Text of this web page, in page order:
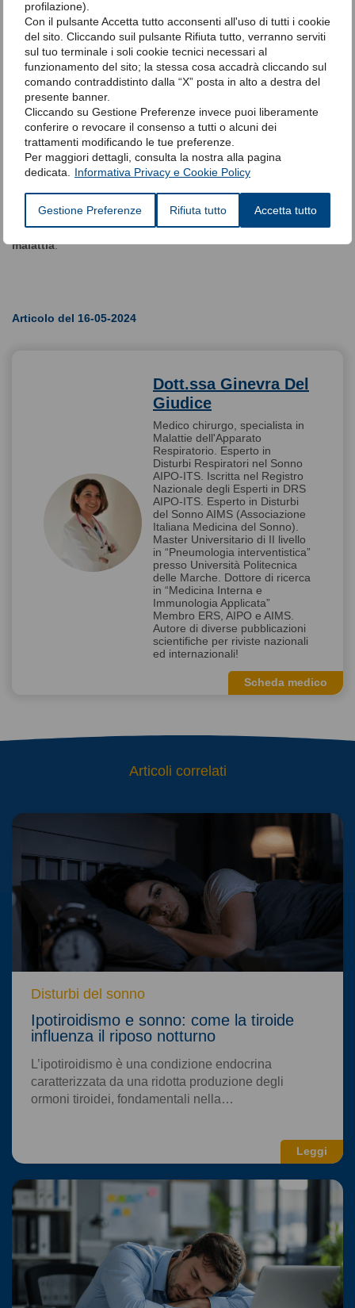
profilazione).
Con il pulsante Accetta tutto acconsenti all'uso di tutti i cookie
del sito. Cliccando suil pulsante Rifiuta tutto, verranno serviti
sul tuo terminale i soli cookie tecnici necessari al
funzionamento del sito; la stessa cosa accadrà cliccando sul
comando contraddistinto dalla “X” posta in alto a destra del
presente banner.
Cliccando su Gestione Preferenze invece puoi liberamente
conferire o revocare il consenso a tutti o alcuni dei
trattamenti modificando le tue preferenze.
Per maggiori dettagli, consulta la nostra alla pagina
dedicata.
Informativa Privacy e Cookie Policy
Gestione Preferenze Rifiuta tutto Accetta tutto
causano fibrosi cistica moltissime, è assolutamente necessario
ricorrere a molecole personalizzate che possano correggere le
anomalie specifiche del singolo paziente.
Questo, unito ad un importante aumento dello screening
neonatale che ha determinato diagnosi molto più precoci, alle
opportune cure farmacologiche, ad eventuali trattamenti
fisioterapici per le infezioni polmonari, ha fatto sì che negli ultimi
decennila sopravvivenza media dei pazienti sia migliorata
passando dai dieci anni in media degli anni ’60 ai
attuali .
complicanze della patologia
, quali ad esempio le bronchiti
frequenti o la malnutrizione, ma anchesulla causa della
malattia.
Articolo del 16-05-2024
Dott.ssa Ginevra Del
Giudice
Medico chirurgo, specialista in
Malattie dell'Apparato
Respiratorio. Esperto in
Disturbi Respiratori nel Sonno
AIPO-ITS. Iscritta nel Registro
Nazionale degli Esperti in DRS
AIPO-ITS. Esperto in Disturbi
del Sonno AIMS (Associazione
Italiana Medicina del Sonno).
Master Universitario di II livello
in “Pneumologia interventistica”
presso Università Politecnica
delle Marche. Dottore di ricerca
in “Medicina Interna e
Immunologia Applicata”
Membro ERS, AIPO e AIMS.
Autore di diverse pubblicazioni
scientifiche per riviste nazionali
ed internazionali!
Scheda medico
Articoli correlati
Leggi
Disturbi del sonno
Ipotiroidismo e sonno: come la tiroide
influenza il riposo notturno
L’ipotiroidismo è una condizione endocrina
caratterizzata da una ridotta produzione degli
ormoni tiroidei, fondamentali nella…